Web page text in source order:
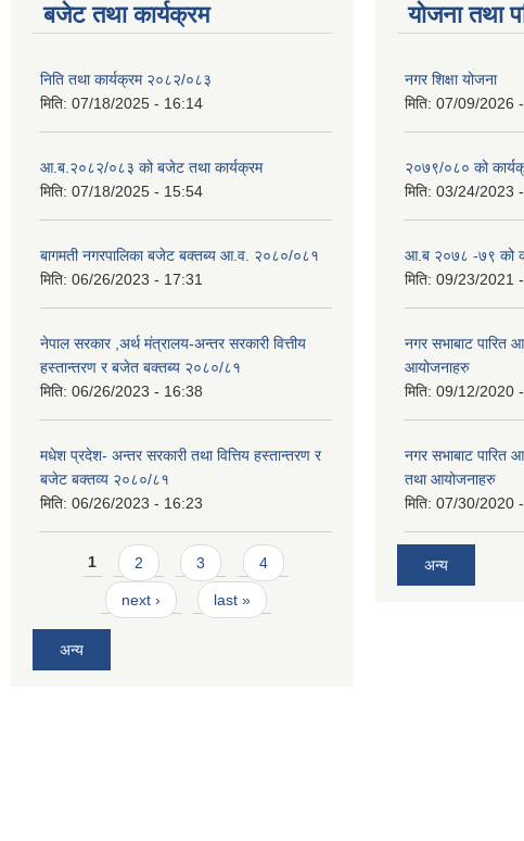
बजेट तथा कार्यक्रम
निति तथा कार्यक्रम २०८२/०८३
मिति: 07/18/2025 - 16:14
आ.ब.२०८२/०८३ को बजेट तथा कार्यक्रम
मिति: 07/18/2025 - 15:54
बागमती नगरपालिका बजेट बक्तब्य आ.व. २०८०/०८१
मिति: 06/26/2023 - 17:31
नेपाल सरकार ,अर्थ मंत्रालय-अन्तर सरकारी वित्तीय
हस्तान्तरण र बजेत बक्तब्य २०८०/८१
मिति: 06/26/2023 - 16:38
मधेश प्रदेश- अन्तर सरकारी तथा वित्तिय हस्तान्तरण र
बजेट बक्तव्य २०८०/८१
मिति: 06/26/2023 - 16:23
Pages
1 2 3 4
next › last »
अन्य
योजना तथा
नगर शिक्षा योजना
मिति: 07/09/2026
२०७९/०८० को
मिति: 03/24/2023
आ.ब २०७८ -७९ को
मिति: 09/23/2021
नगर सभाबाट पारित
आयोजनाहरु
मिति: 09/12/2020
नगर सभाबाट पारित
तथा आयोजनाहरु
मिति: 07/30/2020
अन्य